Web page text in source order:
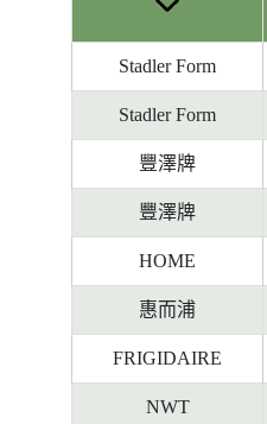
Stadler Form
Stadler Form
豐澤牌
豐澤牌
HOME
惠而浦
FRIGIDAIRE
NWT